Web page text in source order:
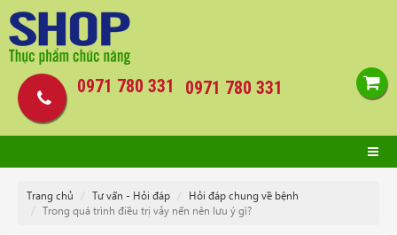
0971 780 331
0971 780 331
Trang chủ Tư vấn - Hỏi đáp
Hỏi đáp chung về bệnh
Trong quá trình điều trị vảy nến nên lưu ý gì?